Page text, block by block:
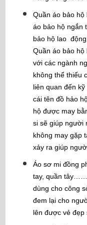
Quần áo bảo hộ
áo bảo hộ ngắn
bảo hộ lao
Quần áo bảo hộ
với các ngành
không thể thiếu
liên quan đến
cái tên đồ hảo
hộ được may
si sẽ giúp người
không may gặp
xảy ra giúp
Áo sơ mi đồng
tay, quần tây……
dùng cho công
đem lại cho
lên được vẻ đẹp